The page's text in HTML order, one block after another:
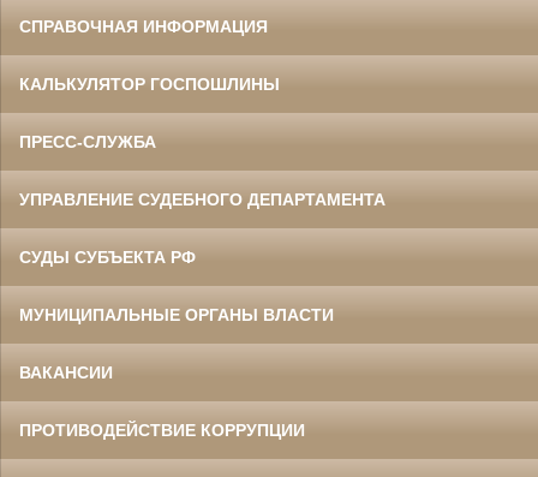
СПРАВОЧНАЯ ИНФОРМАЦИЯ
КАЛЬКУЛЯТОР ГОСПОШЛИНЫ
ПРЕСС-СЛУЖБА
УПРАВЛЕНИЕ СУДЕБНОГО ДЕПАРТАМЕНТА
СУДЫ СУБЪЕКТА РФ
МУНИЦИПАЛЬНЫЕ ОРГАНЫ ВЛАСТИ
ВАКАНСИИ
ПРОТИВОДЕЙСТВИЕ КОРРУПЦИИ